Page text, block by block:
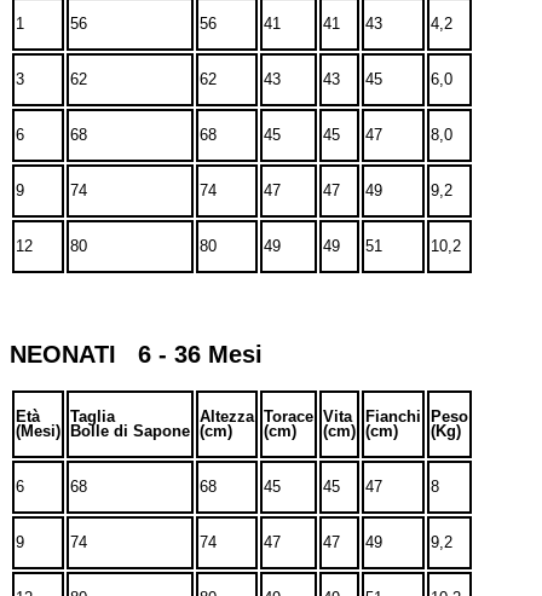
1 56 56 41 41 43 4,2
3 62 62 43 43 45 6,0
6 68 68 45 45 47 8,0
9 74 74 47 47 49 9,2
12 80 80 49 49 51 10,2
NEONATI 6 - 36 Mesi
Età
(Mesi)
Taglia
Bolle di Sapone
Altezza
(cm)
Torace
(cm)
Vita
(cm)
Fianchi
(cm)
Peso
(Kg)
6 68 68 45 45 47 8
9 74 74 47 47 49 9,2